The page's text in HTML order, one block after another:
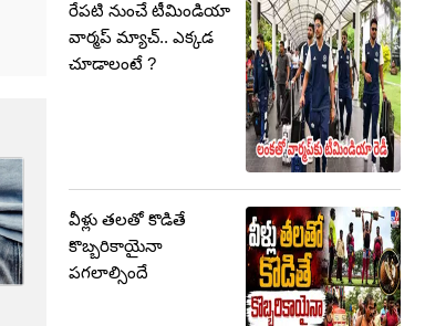
రేపటి నుంచే టీమిండియా
వార్మప్ మ్యాచ్.. ఎక్కడ
చూడాలంటే ?
వీళ్లు తలతో కొడితే
కొబ్బరికాయైనా
పగలాల్సిందే